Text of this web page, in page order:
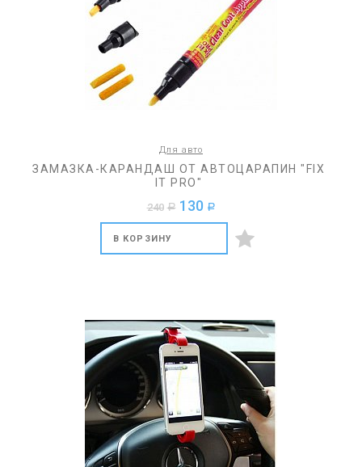
Для авто
ЗАМАЗКА-КАРАНДАШ ОТ АВТОЦАРАПИН "FIX
IT PRO"
240 a 130 a
В КОРЗИНУ